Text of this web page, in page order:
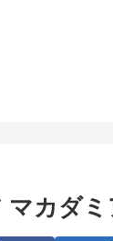
カダ